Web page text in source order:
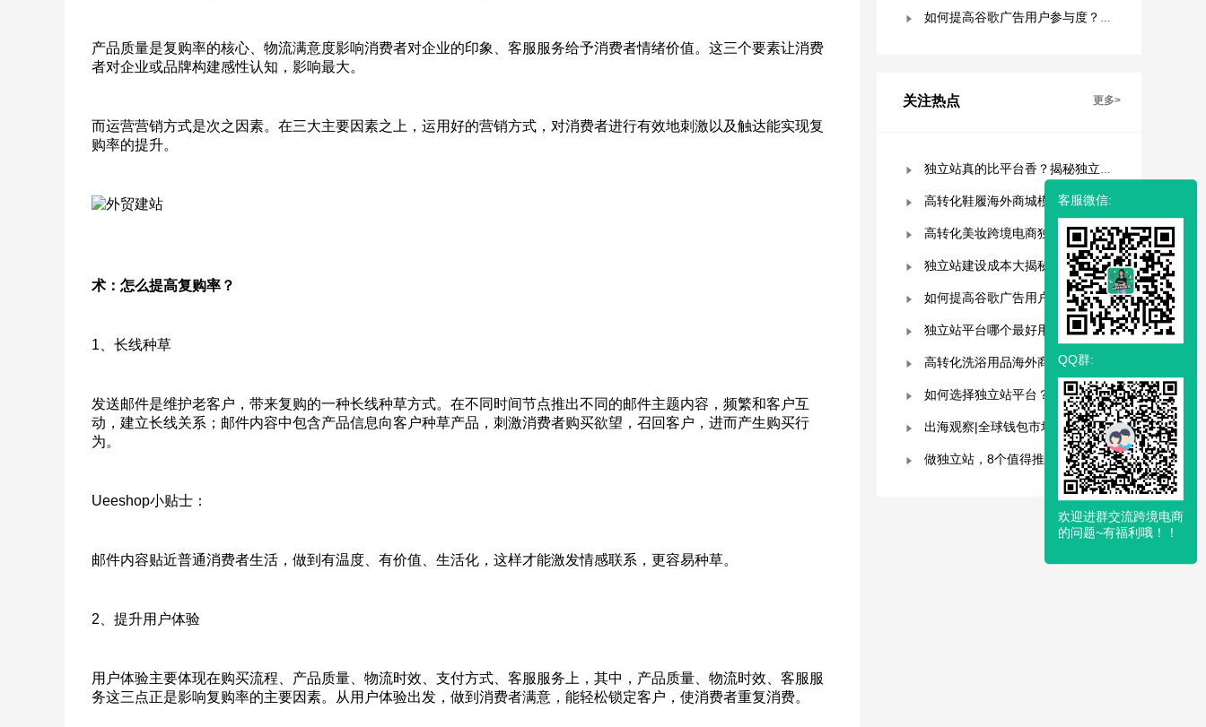
产品质量是复购率的核心、物流满意度影响消费者对企业的印象、客服服务给予消费者情绪价值。这三个要素让消费
者对企业或品牌构建感性认知，影响最大。
而运营营销方式是次之因素。在三大主要因素之上，运用好的营销方式，对消费者进行有效地刺激以及触达能实现复
购率的提升。
术：怎么提高复购率？
1、长线种草
发送邮件是维护老客户，带来复购的一种长线种草方式。在不同时间节点推出不同的邮件主题内容，频繁和客户互
动，建立长线关系；邮件内容中包含产品信息向客户种草产品，刺激消费者购买欲望，召回客户，进而产生购买行
为。
Ueeshop小贴士：
邮件内容贴近普通消费者生活，做到有温度、有价值、生活化，这样才能激发情感联系，更容易种草。
2、提升用户体验
用户体验主要体现在购买流程、产品质量、物流时效、支付方式、客服服务上，其中，产品质量、物流时效、客服服
务这三点正是影响复购率的主要因素。从用户体验出发，做到消费者满意，能轻松锁定客户，使消费者重复消费。
关注热点 更多>
高转化鞋履海外商城模板，附优秀案例拆解
高转化美妆跨境电商独立站模板，附优秀案例拆解
独立站建设成本大揭秘，看看这些费用你准备好了吗？
如何提高谷歌广告用户参与度？这几点是关键！
独立站平台哪个最好用？深度解析与平台选择指南！
如何选择独立站平台？8大平台对比分析！建议收藏！
出海观察|全球钱包市场分析及趋势预测
做独立站，8个值得推荐的建站平台 ！卖家快冲！
客服微信:
QQ群:
欢迎进群交流跨境电商
的问题~有福利哦！！